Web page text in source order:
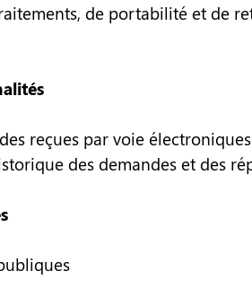
de portabilité et de
reçues par voie
des demandes et des